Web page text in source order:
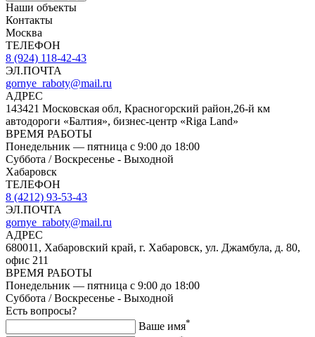
Наши объекты
Контакты
Москва
ТЕЛЕФОН
8 (924) 118-42-43
ЭЛ.ПОЧТА
gornye_raboty@mail.ru
АДРЕС
143421 Московская обл, Красногорский район,26-й км
автодороги «Балтия», бизнес-центр «Riga Land»
ВРЕМЯ РАБОТЫ
Понедельник — пятница с 9:00 до 18:00
Суббота / Воскресенье - Выходной
Хабаровск
ТЕЛЕФОН
8 (4212) 93-53-43
ЭЛ.ПОЧТА
gornye_raboty@mail.ru
АДРЕС
680011, Хабаровский край, г. Хабаровск, ул. Джамбула, д. 80,
офис 211
ВРЕМЯ РАБОТЫ
Понедельник — пятница с 9:00 до 18:00
Суббота / Воскресенье - Выходной
Есть вопросы?
Ваше имя*